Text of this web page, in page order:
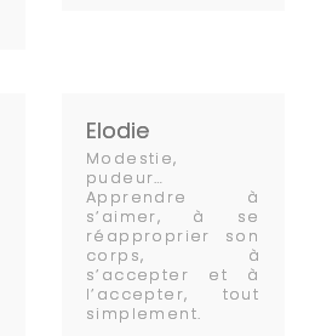
Elodie
Modestie,
pudeur…
Apprendre à
s’aimer, à se
réapproprier son
corps, à
s’accepter et à
l’accepter, tout
simplement.